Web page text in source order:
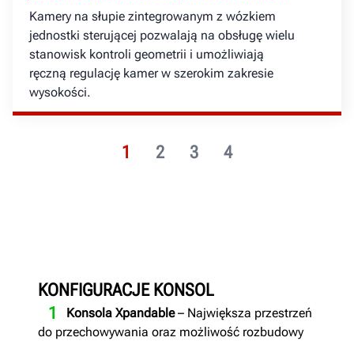
1 2 3 4
Kamery na słupie zintegrowanym z wózkiem
jednostki sterującej pozwalają na obsługę wielu
stanowisk kontroli geometrii i umożliwiają
ręczną regulację kamer w szerokim zakresie
wysokości.
KONFIGURACJE KONSOL
Konsola Xpandable– Największa przestrzeń
do przechowywania oraz możliwość rozbudowy